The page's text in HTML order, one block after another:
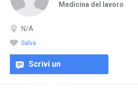
Medicina del lavoro
N/A
Salva
Scrivi un
commento